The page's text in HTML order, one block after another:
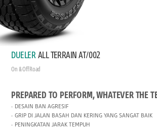
DUELER ALL TERRAIN AT/002
On & Off Road
PREPARED TO PERFORM, WHATEVER THE
DESAIN BAN AGRESIF
GRIP DI JALAN BASAH DAN KERING YANG SANGAT BAIK
PENINGKATAN JARAK TEMPUH